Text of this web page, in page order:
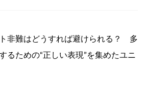
非難はどうすれば避けられる？ 多
るための“正しい表現”を集めたユニ